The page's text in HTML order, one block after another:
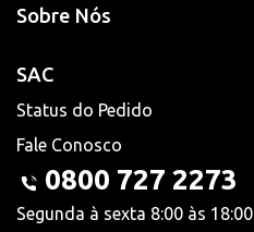
Sobre Nós
SAC
Status do Pedido
Fale Conosco
0800 727 2273
Segunda à sexta 8:00 às 18:00